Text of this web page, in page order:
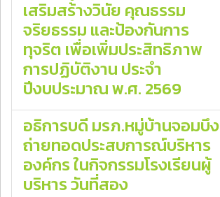
เสริมสร้างวินัย คุณธรรม
จริยธรรม และป้องกันการ
ทุจริต เพื่อเพิ่มประสิทธิภาพ
การปฏิบัติงาน ประจำ
ปีงบประมาณ พ.ศ. 2569
อธิการบดี มรภ.หมู่บ้านจอมบึง
ถ่ายทอดประสบการณ์บริหาร
องค์กร ในกิจกรรมโรงเรียนผู้
บริหาร วันที่สอง